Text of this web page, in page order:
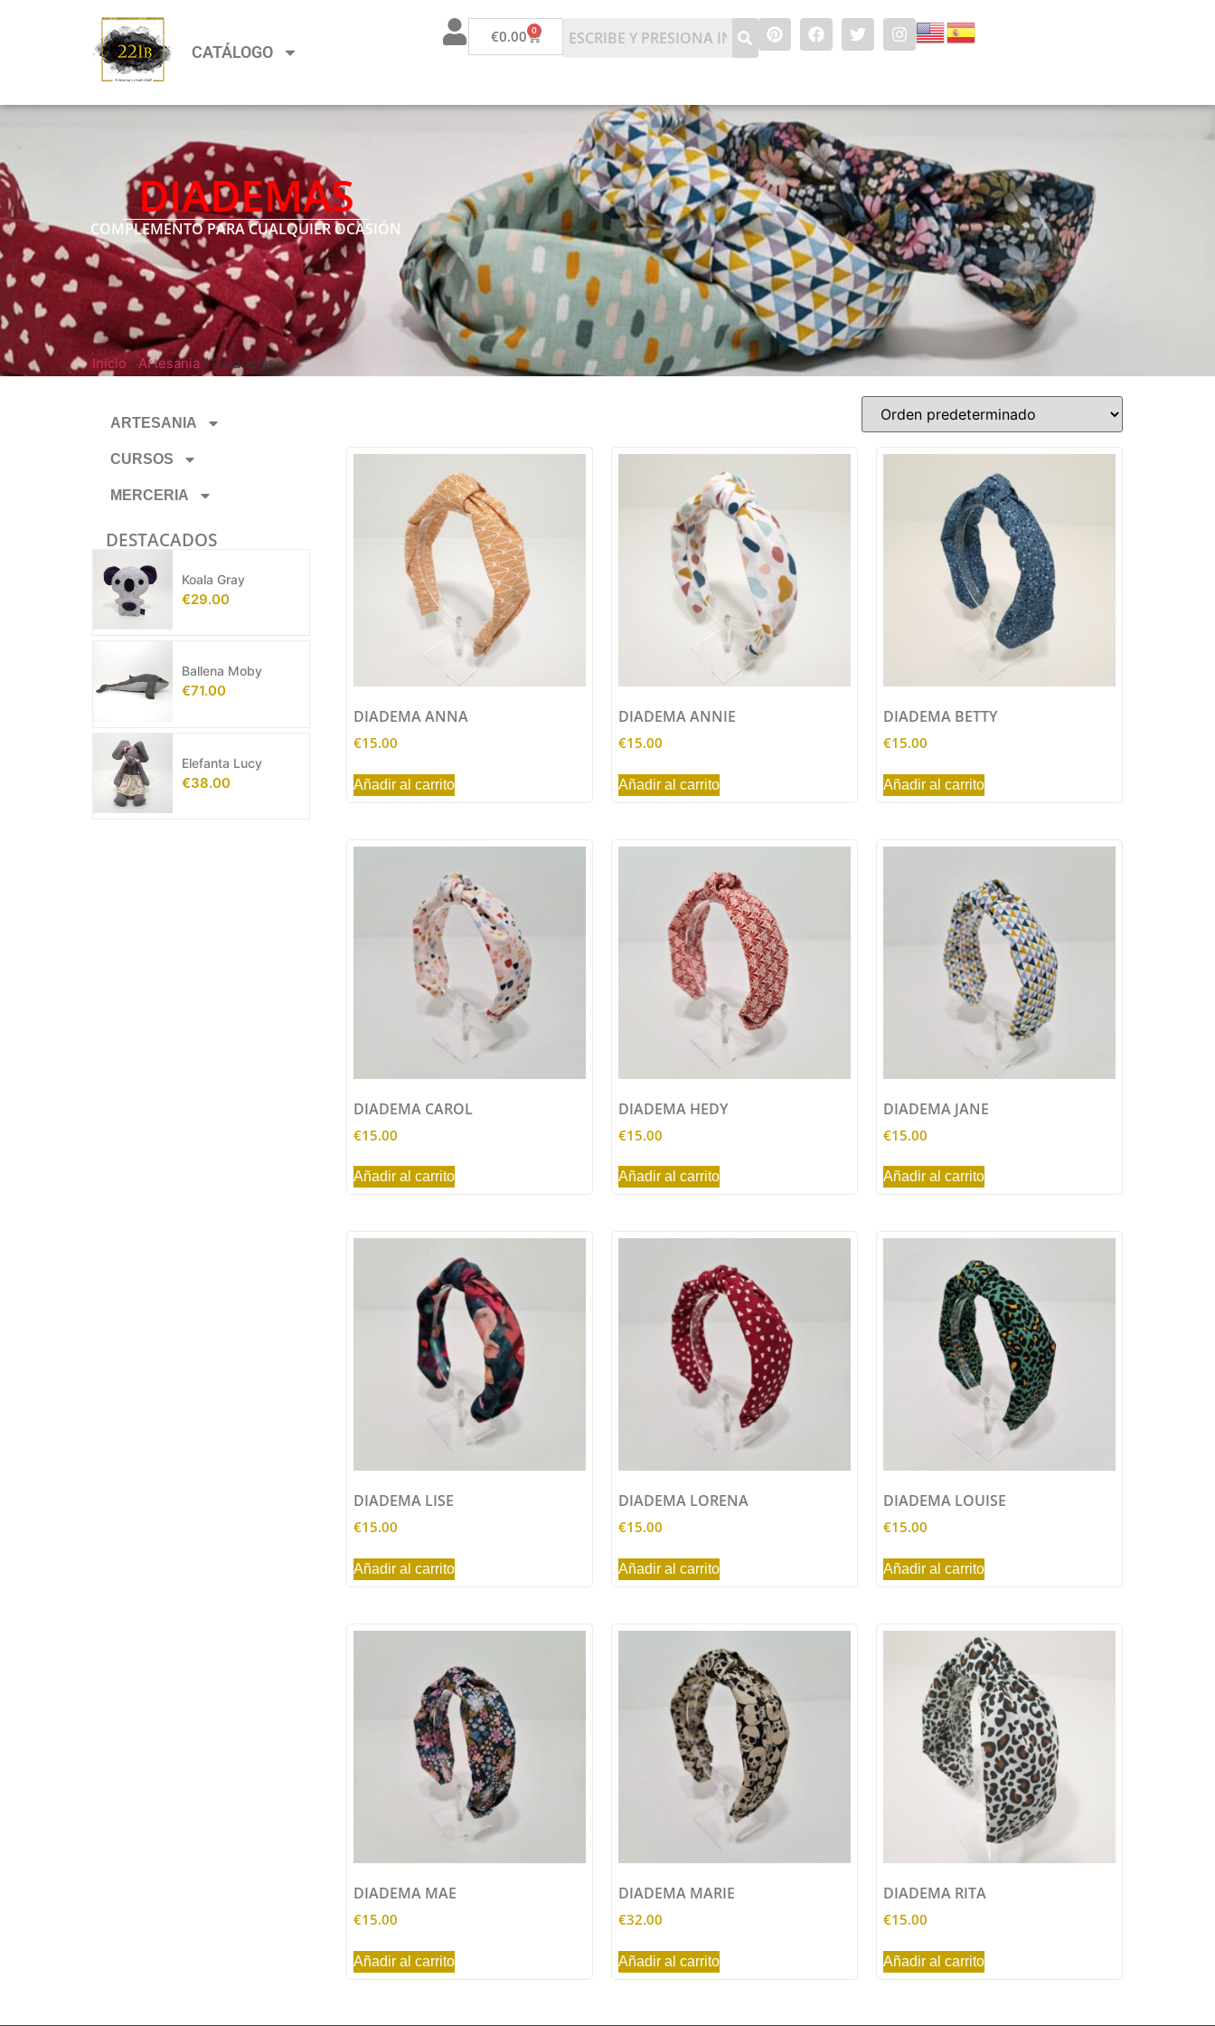
CATÁLOGO
€0.00 0
DIADEMAS
COMPLEMENTO PARA CUALQUIER OCASIÓN
Inicio/Artesania / Diademas
ARTESANIA
CURSOS
MERCERIA
DESTACADOS
Koala Gray
€29.00
Ballena Moby
€71.00
Elefanta Lucy
€38.00
DIADEMA ANNA
€15.00
Añadir al carrito
DIADEMA ANNIE
€15.00
Añadir al carrito
DIADEMA BETTY
€15.00
Añadir al carrito
DIADEMA CAROL
€15.00
Añadir al carrito
DIADEMA HEDY
€15.00
Añadir al carrito
DIADEMA JANE
€15.00
Añadir al carrito
DIADEMA LISE
€15.00
Añadir al carrito
DIADEMA LORENA
€15.00
Añadir al carrito
DIADEMA LOUISE
€15.00
Añadir al carrito
DIADEMA MAE
€15.00
Añadir al carrito
DIADEMA MARIE
€32.00
Añadir al carrito
DIADEMA RITA
€15.00
Añadir al carrito